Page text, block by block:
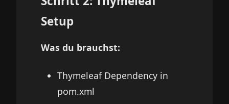
Setup
Was du brauchst:
Thymeleaf Dependency in
pom.xml